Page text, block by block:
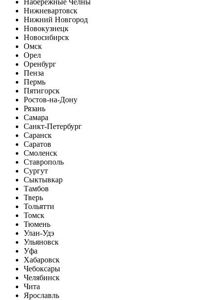
Нижневартовск
Нижний Новгород
Новокузнецк
Новосибирск
Омск
Орел
Оренбург
Пенза
Пермь
Пятигорск
Ростов-на-Дону
Рязань
Самара
Санкт-Петербург
Саранск
Саратов
Смоленск
Ставрополь
Сургут
Сыктывкар
Тамбов
Тверь
Тольятти
Томск
Тюмень
Улан-Удэ
Ульяновск
Уфа
Хабаровск
Чебоксары
Челябинск
Чита
Ярославль